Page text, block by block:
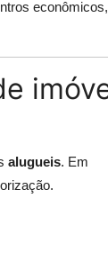
alugueis. Em